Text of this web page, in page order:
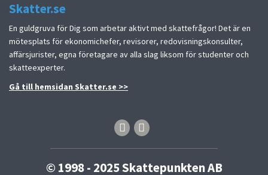
Skatter.se
En guldgruva för Dig som arbetar aktivt med skattefrågor! Det är en
mötesplats för ekonomichefer, revisorer, redovisningskonsulter,
affärsjurister, egna företagare av alla slag liksom för studenter och
skatteexperter.
Gå till hemsidan Skatter.se >>
facebooklinkedin
© 1998 - 2025 Skattepunkten AB